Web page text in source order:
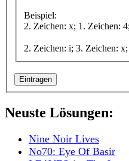
Beispiel:
2. Zeichen: x; 1. Zeichen:
Neuste Lösungen:
Nine Noir Lives
No70: Eye Of Basir